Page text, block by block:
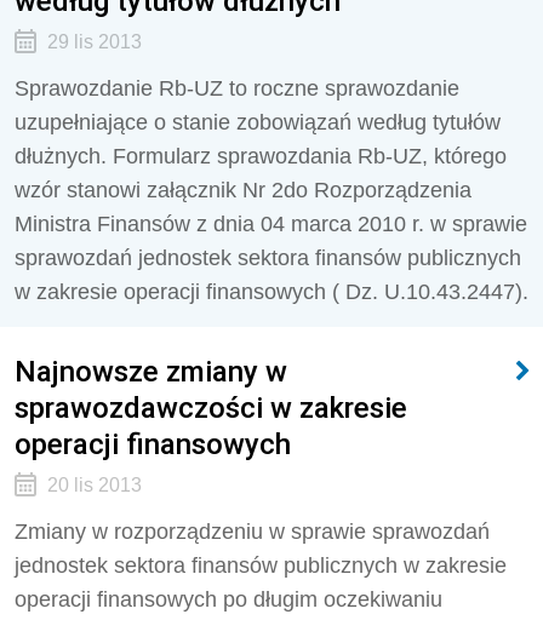
29 lis 2013
Sprawozdanie Rb-UZ to roczne sprawozdanie
uzupełniające o stanie zobowiązań według tytułów
dłużnych. Formularz sprawozdania Rb-UZ, którego
wzór stanowi załącznik Nr 2do Rozporządzenia
Ministra Finansów z dnia 04 marca 2010 r. w sprawie
sprawozdań jednostek sektora finansów publicznych
w zakresie operacji finansowych ( Dz. U.10.43.2447).
Najnowsze zmiany w
sprawozdawczości w zakresie
operacji finansowych
20 lis 2013
Zmiany w rozporządzeniu w sprawie sprawozdań
jednostek sektora finansów publicznych w zakresie
operacji finansowych po długim oczekiwaniu